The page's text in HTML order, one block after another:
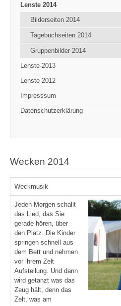
Lenste 2014
Bilderseiten 2014
Tagebuchseiten 2014
Gruppenbilder 2014
Lenste-2013
Lenste 2012
Impresssum
Datenschutzerklärung
Wecken 2014
Weckmusik
Jeden Morgen schallt
das Lied, das Sie
gerade hören, über
den Platz. Die Kinder
springen schnell aus
dem Bett und nehmen
vor ihrem Zelt
Aufstellung. Und dann
wird getanzt was das
Zeug hält, denn das
Zelt, was am